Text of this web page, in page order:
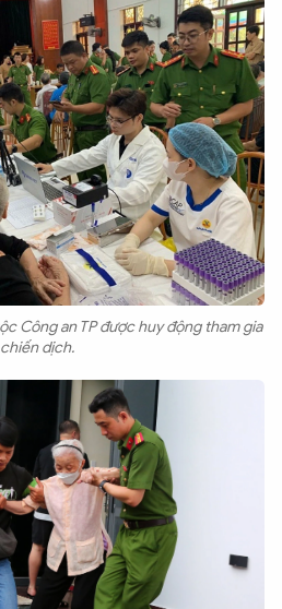
Công an TP được huy động tham gia
chiến dịch.